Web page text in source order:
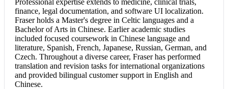
Professional expertise extends to medicine, clinical trials,
finance, legal documentation, and software UI localization.
Fraser holds a Master's degree in Celtic languages and a
Bachelor of Arts in Chinese. Earlier academic studies
included focused coursework in Chinese language and
literature, Spanish, French, Japanese, Russian, German, and
Czech. Throughout a diverse career, Fraser has performed
translation and revision tasks for international organizations
and provided bilingual customer support in English and
Chinese.